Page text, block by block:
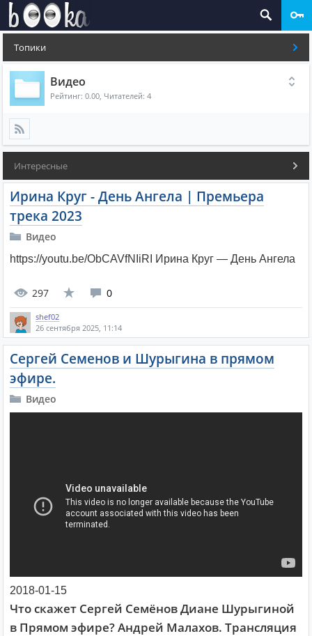
Топики
Видео
Рейтинг: 0.00, Читателей: 4
Интересные
Ирина Круг - День Ангела | Премьера
трека 2023
Видео
https://youtu.be/ObCAVfNIiRI Ирина Круг — День Ангела
297 0
shef02
26 сентября 2025, 11:14
Сергей Семенов и Шурыгина в прямом
эфире.
Видео
2018-01-15
Что скажет Сергей Семёнов Диане Шурыгиной
в Прямом эфире? Андрей Малахов. Трансляция